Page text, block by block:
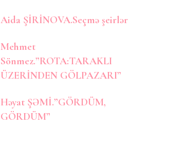
Aida ŞİRİNOVA.Seçmə şeirlər
Mehmet
Sönmez.”ROTA:TARAKLI
ÜZERİNDEN GÖLPAZARI”
Həyat ŞƏMİ.”GÖRDÜM,
GÖRDÜM”